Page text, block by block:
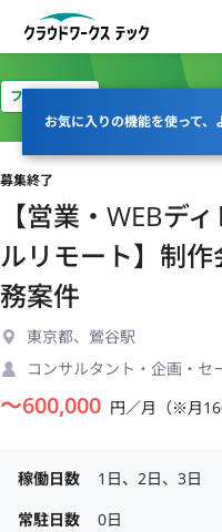
お気に入りの機能を使って、
フルリモート
募集終了
【営業・WEBデ
ルリモート】制
務案件
東京都、鶯谷駅
コンサルタント・企画・セ
〜600,000 円／月（※月
稼働日数
1日、2日、3日
常駐日数
0日